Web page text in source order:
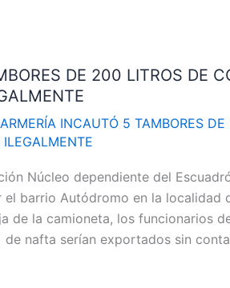
DE 200 LITROS DE
INCAUTÓ 5 TAMBORES
Núcleo dependiente del
barrio Autódromo en la localidad
de la camioneta, los funcionarios
nafta serían exportados sin